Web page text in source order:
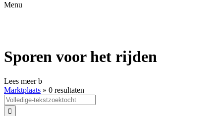
Menu
Sporen voor het rijden
Lees meerb
Marktplaats » 0 resultaten
